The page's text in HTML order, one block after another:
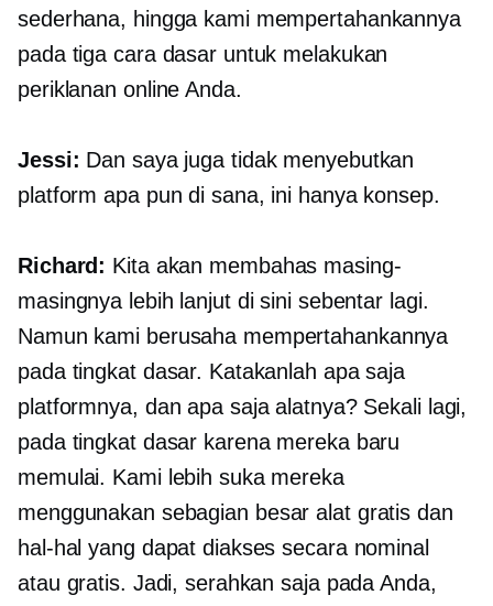
sederhana, hingga kami mempertahankannya
pada tiga cara dasar untuk melakukan
periklanan online Anda.
Jessi: Dan saya juga tidak menyebutkan
platform apa pun di sana, ini hanya konsep.
Richard: Kita akan membahas masing-
masingnya lebih lanjut di sini sebentar lagi.
Namun kami berusaha mempertahankannya
pada tingkat dasar. Katakanlah apa saja
platformnya, dan apa saja alatnya? Sekali lagi,
pada tingkat dasar karena mereka baru
memulai. Kami lebih suka mereka
menggunakan sebagian besar alat gratis dan
hal-hal yang dapat diakses secara nominal
atau gratis. Jadi, serahkan saja pada Anda,